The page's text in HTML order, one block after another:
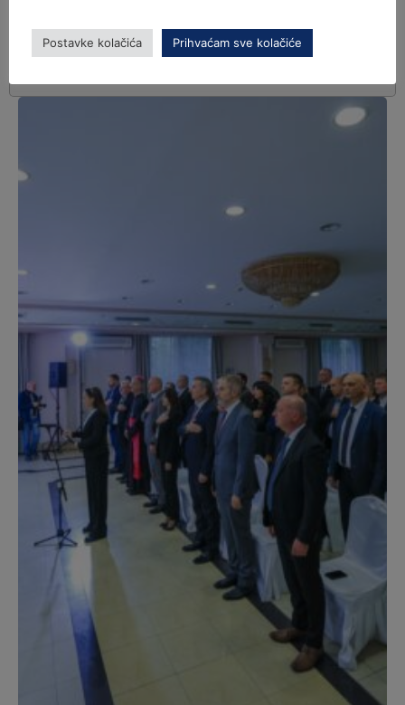
Postavke kolačića Prihvaćam sve kolačiće